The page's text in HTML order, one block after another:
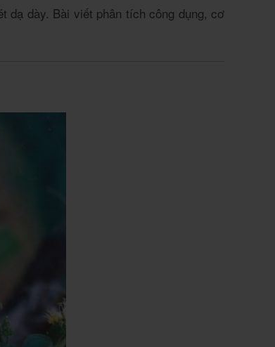
dạ dày. Bài viết phân tích công dụng, cơ